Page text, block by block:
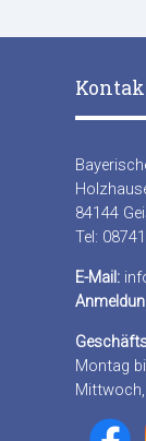
84144
Tel:
E-Mail:
Montag